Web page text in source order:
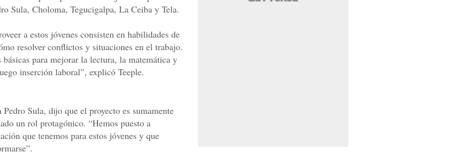
Sula, Choloma, Tegucigalpa, La Ceiba y Tela.
a estos jóvenes consisten en habilidades de
resolver conflictos y situaciones en el trabajo.
para mejorar la lectura, la matemática y
inserción laboral”, explicó Teeple.
Sula, dijo que el proyecto es sumamente
un rol protagónico. “Hemos puesto a
que tenemos para estos jóvenes y que